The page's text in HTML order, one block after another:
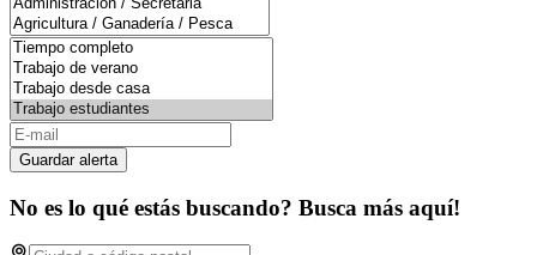
Guardar alerta
No es lo qué estás buscando? Busca más aquí!